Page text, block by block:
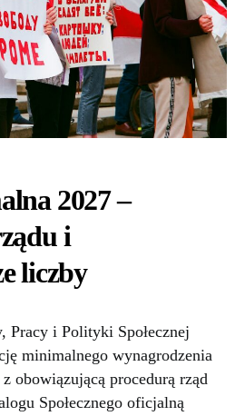
2027 –
i
liczby
Pracy i Polityki Społecznej
minimalnego wynagrodzenia
obowiązującą procedurą rząd
Społecznego oficjalną